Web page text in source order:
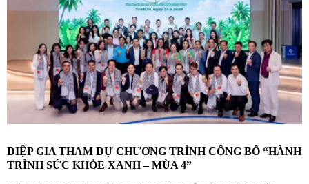
DIỆP GIA THAM DỰ CHƯƠNG TRÌNH CÔNG BỐ “HÀNH
TRÌNH SỨC KHỎE XANH – MÙA 4”